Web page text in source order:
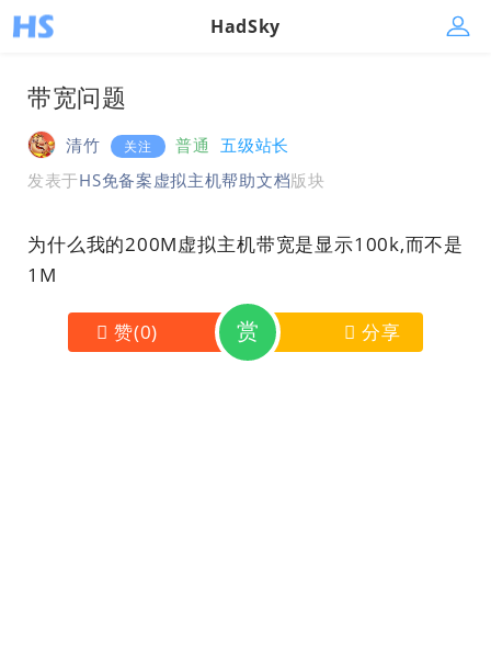
HadSky
带宽问题
清竹 关注 普通
五级站长
发表于HS免备案虚拟主机帮助文档版块
为什么我的200M虚拟主机带宽是显示100k,而不是
1M
赞(0) 赏 分享